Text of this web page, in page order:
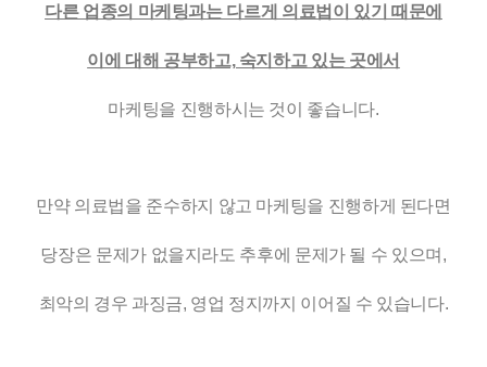
다른 업종의 마케팅과는 다르게 의료법이 있기 때문에
이에 대해 공부하고, 숙지하고 있는 곳에서
마케팅을 진행하시는 것이 좋습니다.
만약 의료법을 준수하지 않고 마케팅을 진행하게 된다면
당장은 문제가 없을지라도 추후에 문제가 될 수 있으며,
최악의 경우 과징금, 영업 정지까지 이어질 수 있습니다.